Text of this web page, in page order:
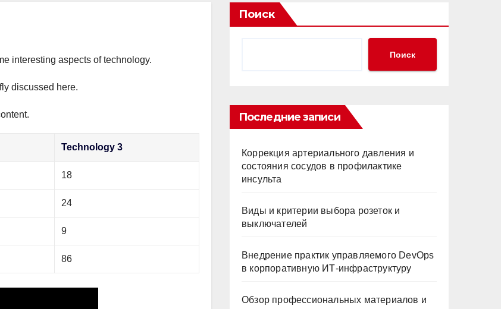
interesting aspects of technology.
discussed here.
Technology 3
18
24
9
86
Поиск
Поиск
Последние записи
Коррекция артериального давления и
состояния сосудов в профилактике
инсульта
Виды и критерии выбора розеток и
выключателей
Внедрение практик управляемого DevOps
в корпоративную ИТ-инфраструктуру
Обзор профессиональных материалов и